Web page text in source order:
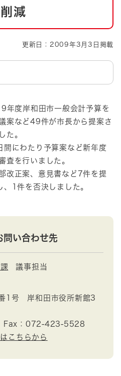
減
更新日：2009年3月3日掲載
度岸和田市一般会計予算を
案など49件が市長から提案さ
た。
にわたり予算案など新年度
査を行いました。
改正案、意見書など7件を提
1件を否決しました。
問い合わせ先
議事担当
1号 岸和田市役所新館3
Fax：072-423-5528
こちらから